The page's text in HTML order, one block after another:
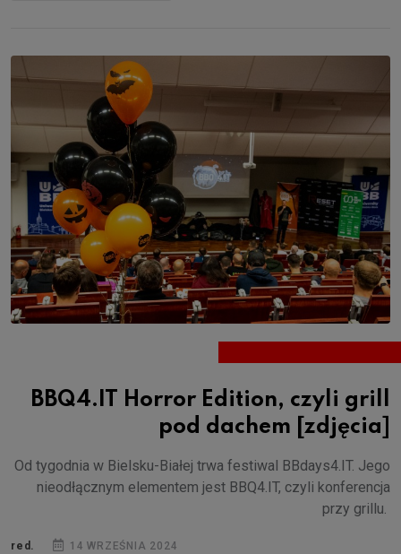
BBQ4.IT Horror Edition, czyli grill
pod dachem [zdjęcia]
Od tygodnia w Bielsku-Białej trwa festiwal BBdays4.IT. Jego
nieodłącznym elementem jest BBQ4.IT, czyli konferencja
przy grillu.
red. 14 WRZEŚNIA 2024